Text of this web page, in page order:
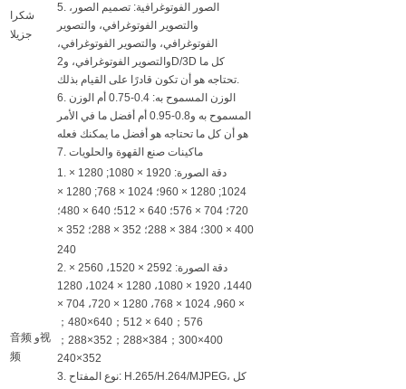
شكرا
جزيلا
5. الصور الفوتوغرافية: تصميم الصور،
والتصوير الفوتوغرافي، والتصوير
الفوتوغرافي، والتصوير الفوتوغرافي،
والتصوير الفوتوغرافي، و2D/3D كل ما
تحتاجه هو أن تكون قادرًا على القيام بذلك.
6. الوزن المسموح به: 0.4-0.75 أم الوزن
المسموح به و0.8-0.95 أم أفضل ما في الأمر
هو أن كل ما تحتاجه هو أفضل ما يمكنك فعله
7. ماكينات صنع القهوة والحلويات
音频 و视
频
1. دقة الصورة: 1920 × 1080; 1280 ×
1024; 1280 × 960؛ 1024 × 768; 1280 ×
720؛ 704 × 576؛ 640 × 512؛ 640 × 480؛
400 × 300؛ 384 × 288؛ 352 × 288؛ 352 ×
240
2. دقة الصورة: 2592 × 1520، 2560 ×
1440، 1920 × 1080، 1280 × 1024، 1280
× 960، 1024 × 768، 1280 × 720، 704 ×
576；640 × 512；640×480；
400×300；384×288；352×288；
352×240
3. نوع المفتاح: H.265/H.264/MJPEG، كل